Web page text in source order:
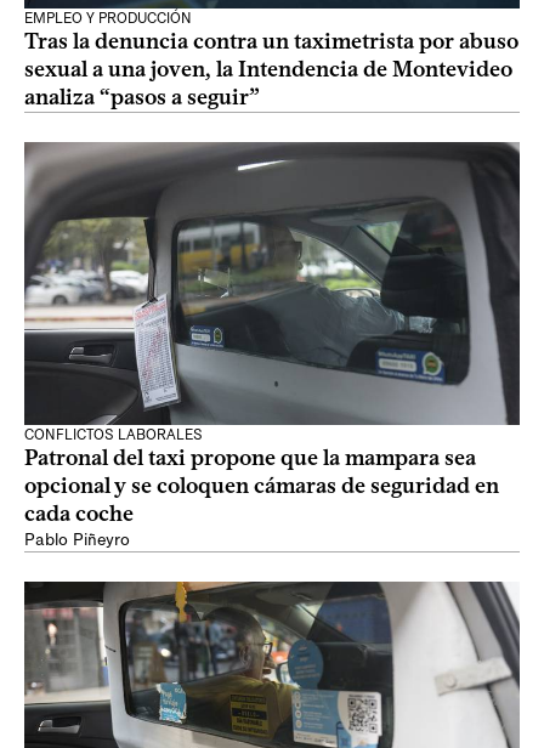
EMPLEO Y PRODUCCIÓN
Tras la denuncia contra un taximetrista por abuso
sexual a una joven, la Intendencia de Montevideo
analiza “pasos a seguir”
CONFLICTOS LABORALES
Patronal del taxi propone que la mampara sea
opcional y se coloquen cámaras de seguridad en
cada coche
Pablo Piñeyro